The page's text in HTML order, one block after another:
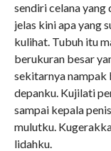
sendiri celana
jelas kini apa yang
kulihat. Tubuh itu
berukuran besar
sekitarnya nampak
depanku. Kujilati
sampai kepala
mulutku.
lidahku.